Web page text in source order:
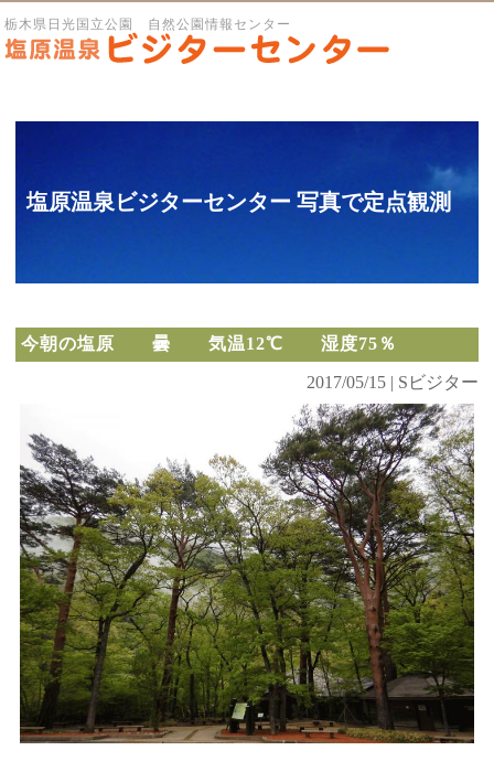
栃木県日光国立公園 自然公園情報センター
塩原温泉ビジターセンター 写真で定点観測
今朝の塩原 曇 気温12℃ 湿度75％
2017/05/15 | Sビジター